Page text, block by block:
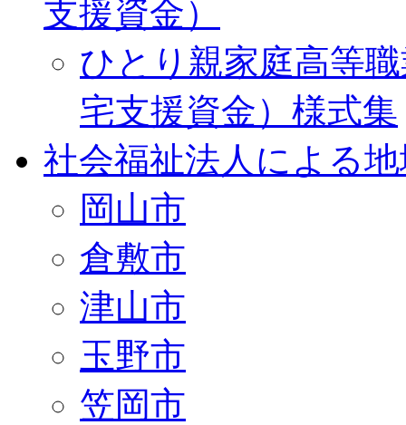
支援資金）
ひとり親家庭高等
宅支援資金）様式集
社会福祉法人による
岡山市
倉敷市
津山市
玉野市
笠岡市